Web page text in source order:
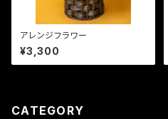
アレンジフラワー
¥3,300
CATEGORY